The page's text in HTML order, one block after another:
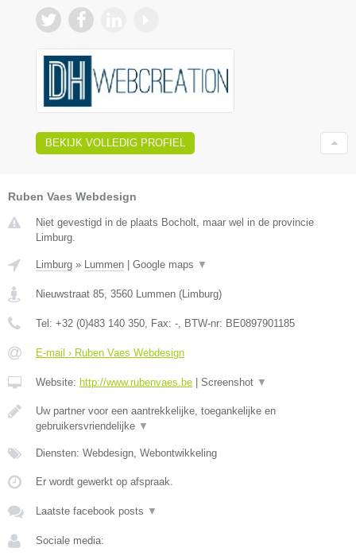
BEKIJK VOLLEDIG PROFIEL
Ruben Vaes Webdesign
Niet gevestigd in de plaats Bocholt, maar wel in de provincie
Limburg.
Limburg » Lummen Google maps ▼
Nieuwstraat 85, 3560 Lummen (Limburg)
Tel: +32 (0)483 140 350, Fax: -, BTW-nr: BE0897901185
E-mail › Ruben Vaes Webdesign
Website: http://www.rubenvaes.be Screenshot ▼
Uw partner voor een aantrekkelijke, toegankelijke en
gebruikersvriendelijke ▼
Diensten: Webdesign, Webontwikkeling
Er wordt gewerkt op afspraak.
Laatste facebook posts ▼
Sociale media: